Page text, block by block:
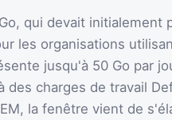
qui devait initialement
les organisations
jusqu'à 50 Go par
des charges de travail
la fenêtre vient de